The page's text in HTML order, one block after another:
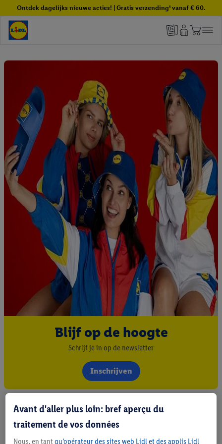
Ontdek dagelijks nieuwe acties! | Gratis verzending¹ vanaf € 60.
Blijf op de hoogte
Schrijf je in op de newsletter
Inschrijven
Avant d'aller plus loin: bref aperçu du
traitement de vos données
Nous, en tant qu’opérateur des sites web Lidl et des applis Lidl